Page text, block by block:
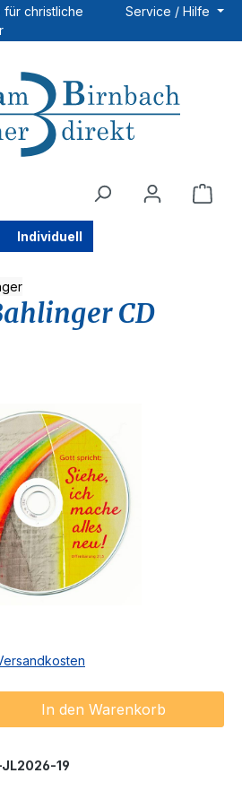
christliche
Service / Hilfe
Individuell
CD
Gib den
In den Warenkorb
19